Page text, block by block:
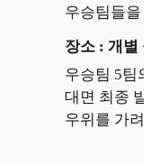
우승팀들을
장소 : 개별
우승팀 5팀
대면 최종
우위를 가려